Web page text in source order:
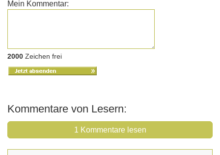
Mein Kommentar:
2000 Zeichen frei
Kommentare von Lesern:
1 Kommentare lesen